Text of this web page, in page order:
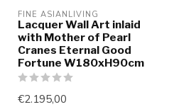
FINE ASIANLIVING
Lacquer Wall Art inlaid
with Mother of Pearl
Cranes Eternal Good
Fortune W180xH90cm
€2.195,00